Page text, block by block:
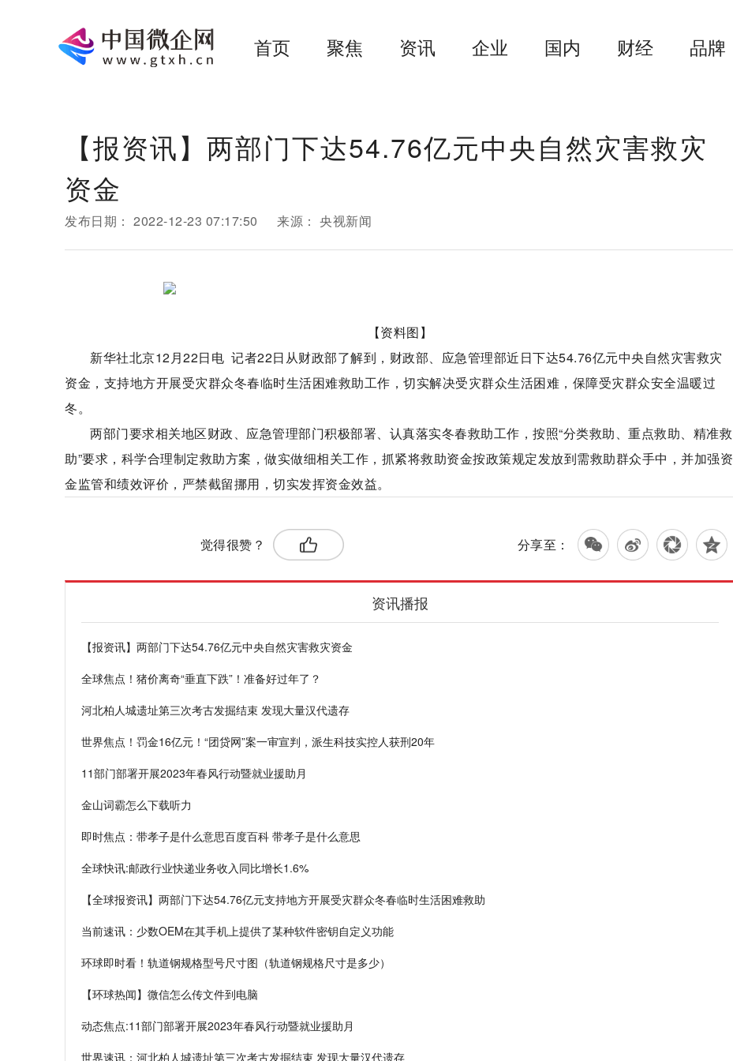
首页 聚焦 资讯 企业 国内 财经 品牌
【报资讯】两部门下达54.76亿元中央自然灾害救灾
资金
发布日期： 2022-12-23 07:17:50 来源： 央视新闻
【资料图】
新华社北京12月22日电 记者22日从财政部了解到，财政部、应急管理部近日下达54.76亿元中央自然灾害救灾
资金，支持地方开展受灾群众冬春临时生活困难救助工作，切实解决受灾群众生活困难，保障受灾群众安全温暖过
冬。
两部门要求相关地区财政、应急管理部门积极部署、认真落实冬春救助工作，按照“分类救助、重点救助、精准救
助”要求，科学合理制定救助方案，做实做细相关工作，抓紧将救助资金按政策规定发放到需救助群众手中，并加强资
金监管和绩效评价，严禁截留挪用，切实发挥资金效益。
觉得很赞？ 分享至：
资讯播报
【报资讯】两部门下达54.76亿元中央自然灾害救灾资金
全球焦点！猪价离奇“垂直下跌”！准备好过年了？
河北柏人城遗址第三次考古发掘结束 发现大量汉代遗存
世界焦点！罚金16亿元！“团贷网”案一审宣判，派生科技实控人获刑20年
11部门部署开展2023年春风行动暨就业援助月
金山词霸怎么下载听力
即时焦点：带孝子是什么意思百度百科 带孝子是什么意思
全球快讯:邮政行业快递业务收入同比增长1.6%
【全球报资讯】两部门下达54.76亿元支持地方开展受灾群众冬春临时生活困难救助
当前速讯：少数OEM在其手机上提供了某种软件密钥自定义功能
环球即时看！轨道钢规格型号尺寸图（轨道钢规格尺寸是多少）
【环球热闻】微信怎么传文件到电脑
动态焦点:11部门部署开展2023年春风行动暨就业援助月
世界速讯：河北柏人城遗址第三次考古发掘结束 发现大量汉代遗存